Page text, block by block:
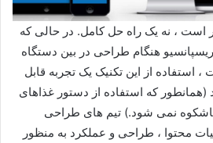
است ، نه یک راه حل کامل. در حالی که
هنگام طراحی در بین دستگاه
، استفاده از این تکنیک یک تجربه قابل
(همانطور که استفاده از دستور غذاهای
باشکوه نمی شود.) تیم های طراحی
محتوا ، طراحی و عملکرد به منظور